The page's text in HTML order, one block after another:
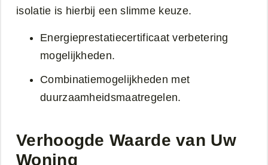
isolatie is hierbij een slimme keuze.
Energieprestatiecertificaat verbetering
mogelijkheden.
Combinatiemogelijkheden met
duurzaamheidsmaatregelen.
Verhoogde Waarde van Uw
Woning